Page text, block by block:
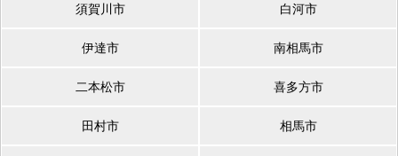
須賀川市 白河市
伊達市 南相馬市
二本松市 喜多方市
田村市 相馬市